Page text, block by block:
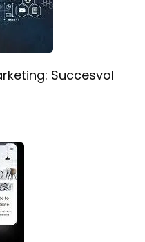
Succesvol